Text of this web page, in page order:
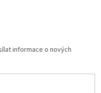
informace o nových